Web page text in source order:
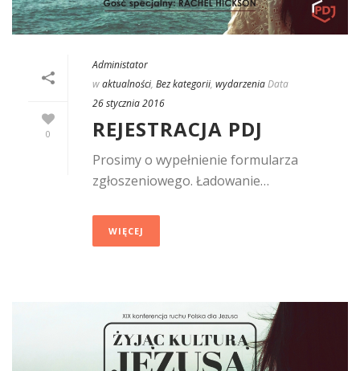
0
Administator
waktualności, Bez kategorii, wydarzeniaData
26 stycznia 2016
REJESTRACJA PDJ
Prosimy o wypełnienie formularza
zgłoszeniowego. Ładowanie…
WIĘCEJ